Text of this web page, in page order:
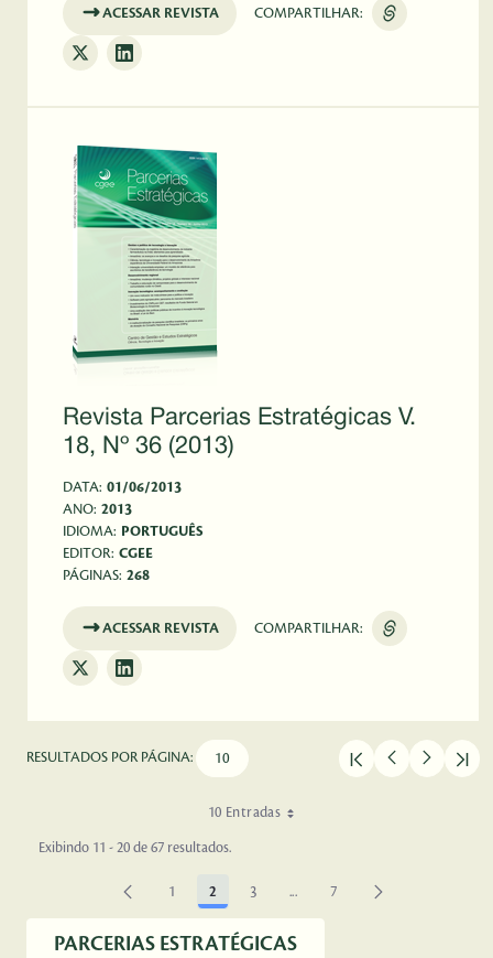
ACESSAR REVISTA COMPARTILHAR:
Revista Parcerias Estratégicas V.
18, Nº 36 (2013)
DATA: 01/06/2013
ANO: 2013
IDIOMA: PORTUGUÊS
EDITOR: CGEE
PÁGINAS: 268
ACESSAR REVISTA COMPARTILHAR:
RESULTADOS POR PÁGINA:
10 Entradas
Exibindo 11 - 20 de 67 resultados.
Página
1 Página
2 Página
3 ...Páginas intermediárias Usar
Página
7
PARCERIAS ESTRATÉGICAS